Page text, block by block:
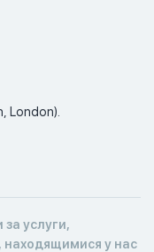
London).
услуги,
у нас